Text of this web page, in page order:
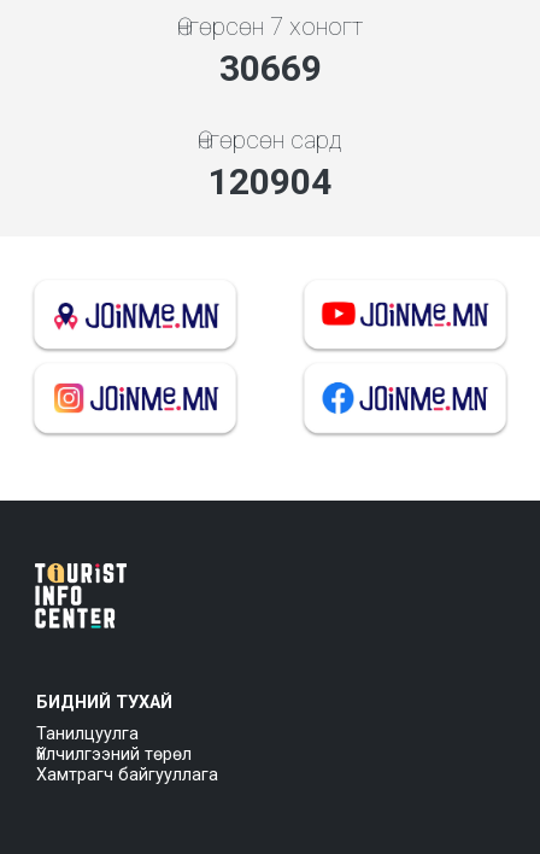
Өнгөрсөн 7 хоногт
35387
Өнгөрсөн сард
139505
БИДНИЙ ТУХАЙ
Танилцуулга
Үйлчилгээний төрөл
Хамтрагч байгууллага